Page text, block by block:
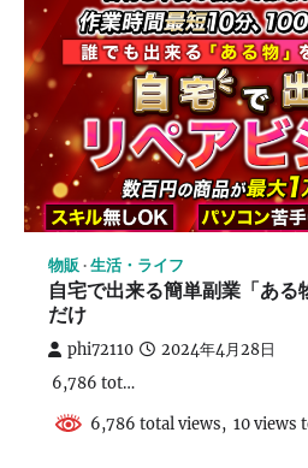
物販 生活・ライフ
自宅で出来る簡単副業「あ
だけ
phi72110 2024年4月28日
6,786 tot…
6,786 total views, 10 views